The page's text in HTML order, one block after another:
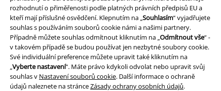
rozhodnutí o přiměřenosti podle platných právních předpisů EU a
kteří mají příslušné osvědčení. Klepnutím na „Souhlasím“ vyjadřujete
souhlas s používáním souborů cookie námi a našimi partnery.
Případně můžete souhlas odmítnout kliknutím na „Odmítnout vše“ -
v takovém případě se budou používat jen nezbytné soubory cookie.
Své individuální preference můžete upravit také kliknutím na
„Vyberte nastavení“. Máte právo kdykoli odvolat nebo upravit svůj
souhlas v Nastavení souborů cookie. Další informace o ochraně
údajů naleznete na stránceZásady ochrany osobních údajů.